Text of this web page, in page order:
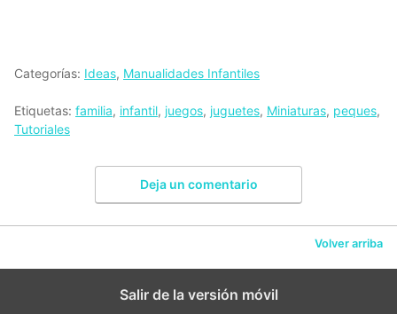
Categorías: Ideas, Manualidades Infantiles
Etiquetas: familia, infantil, juegos, juguetes, Miniaturas, peques,
Tutoriales
Deja un comentario
Volver arriba
Salir de la versión móvil